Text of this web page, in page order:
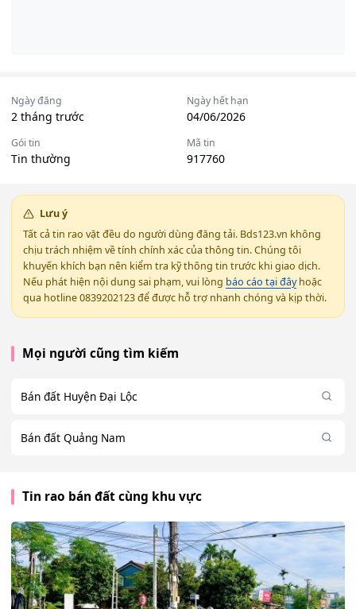
Ngày đăng
2 tháng trước
Ngày hết hạn
04/06/2026
Gói tin
Tin thường
Mã tin
917760
Lưu ý
Tất cả tin rao vặt đều do người dùng đăng tải. Bds123.vn không
chịu trách nhiệm về tính chính xác của thông tin. Chúng tôi
khuyến khích bạn nên kiểm tra kỹ thông tin trước khi giao dịch.
Nếu phát hiện nội dung sai phạm, vui lòng báo cáo tại đâyhoặc
qua hotline 0839202123 để được hỗ trợ nhanh chóng và kịp thời.
Mọi người cũng tìm kiếm
Bán đất Huyện Đại Lộc
Bán đất Quảng Nam
Tin rao bán đất cùng khu vực